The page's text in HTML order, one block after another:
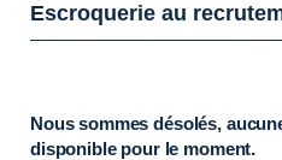
Escroquerie au
Nous sommes désolés,
disponible pour le moment.